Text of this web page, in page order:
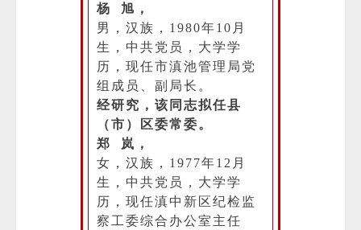
杨 旭，
男，汉族，1980年10月
生，中共党员，大学学
历，现任市滇池管理局党
组成员、副局长。
经研究，该同志拟任县
（市）区委常委。
郑 岚，
女，汉族，1977年12月
生，中共党员，大学学
历，现任滇中新区纪检监
察工委综合办公室主任